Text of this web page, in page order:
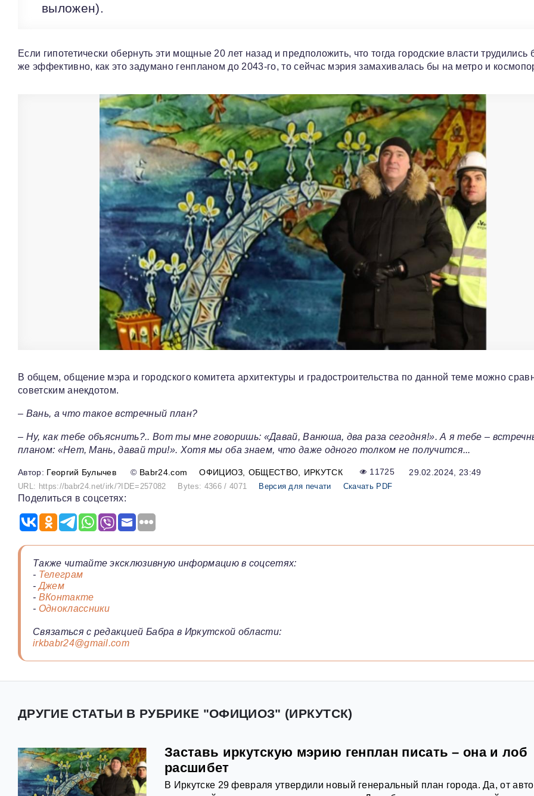
выложен).
Если гипотетически обернуть эти мощные 20 лет назад и предположить, что тогда городские власти трудились
же эффективно, как это задумано генпланом до 2043-го, то сейчас мэрия замахивалась бы на метро и
В общем, общение мэра и городского комитета архитектуры и градостроительства по данной теме можно
советским анекдотом.
– Вань, а что такое встречный план?
– Ну, как тебе объяснить?.. Вот ты мне говоришь: «Давай, Ванюша, два раза сегодня!». А я тебе –
планом: «Нет, Мань, давай три!». Хотя мы оба знаем, что даже одного толком не получится...
Георгий Булычев © Babr24.com ОФИЦИОЗ ОБЩЕСТВО ИРКУТСК 11725 29.02.2024, 23:49
URL: https://babr24.net/irk/?IDE=257082 Bytes: 4366 / 4071 Версия для печати Скачать PDF
Поделиться в соцсетях:
Также читайте эксклюзивную информацию в соцсетях:
- Телеграм
-Джем
- ВКонтакте
- Одноклассники
Связаться с редакцией Бабра в Иркутской области:
irkbabr24@gmail.com
ДРУГИЕ СТАТЬИ В РУБРИКЕ "ОФИЦИОЗ" (ИРКУТСК)
Заставь иркутскую мэрию генплан писать – она и лоб
расшибет
В Иркутске 29 февраля утвердили новый генеральный план города. Да, от